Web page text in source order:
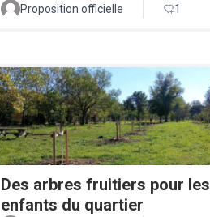
Proposition officielle 1
Des arbres fruitiers pour les
enfants du quartier